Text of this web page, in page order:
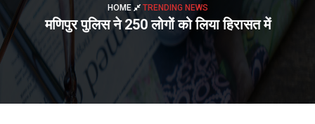
HOME TRENDING NEWS
मणिपुर पुलिस ने 250 लोगों को लिया हिरासत में